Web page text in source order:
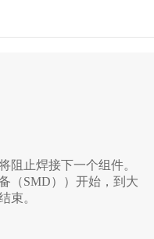
阻止焊接下一个组件。
（SMD））开始，到大
束。